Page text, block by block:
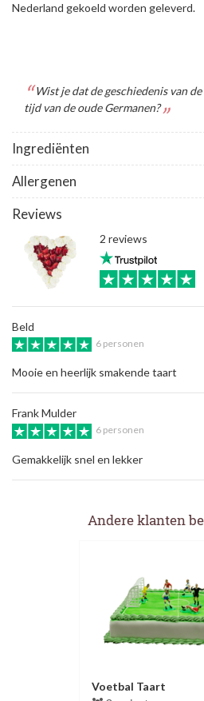
Nederland gekoeld worden geleverd.
Ingrediënten
Allergenen
Wist je dat de geschiedenis van
tijd van de oude Germanen?
Reviews
2 reviews
Beld
6 personen
Mooie en heerlijk smakende taart
Frank Mulder
6 personen
Gemakkelijk snel en lekker
Andere klanten
Voetbal Taart